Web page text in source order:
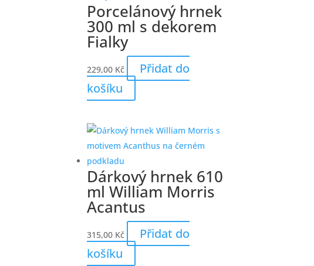
Porcelánový hrnek
300 ml s dekorem
Fialky
229,00 Kč
Přidat do
košíku
Dárkový hrnek 610
ml William Morris
Acantus
315,00 Kč
Přidat do
košíku